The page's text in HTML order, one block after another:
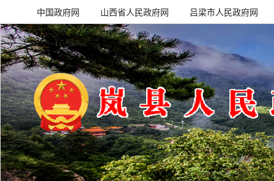
中国政府网 山西省人民政府网 吕梁市人民政府网